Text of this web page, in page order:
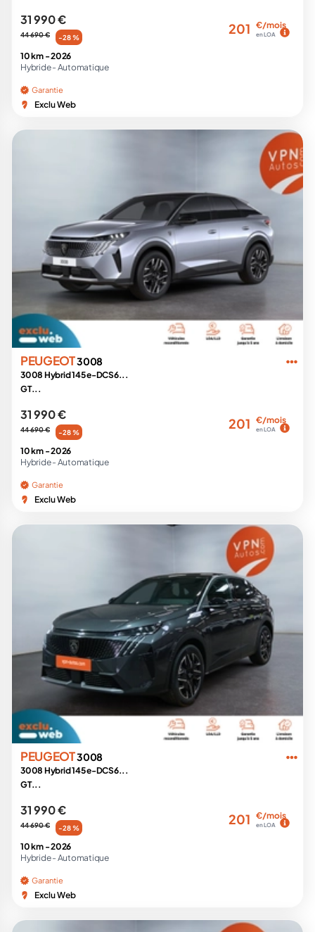
31 990 €
44 690 € -28 %
201 €/mois
en LOA
10 km -2026
Hybride - Automatique
Garantie
Exclu Web
PEUGEOT3008
3008 Hybrid 145 e-DCS6...
GT...
31 990 €
44 690 € -28 %
201 €/mois
en LOA
10 km -2026
Hybride - Automatique
Garantie
Exclu Web
PEUGEOT3008
3008 Hybrid 145 e-DCS6...
GT...
31 990 €
44 690 € -28 %
201 €/mois
en LOA
10 km -2026
Hybride - Automatique
Garantie
Exclu Web